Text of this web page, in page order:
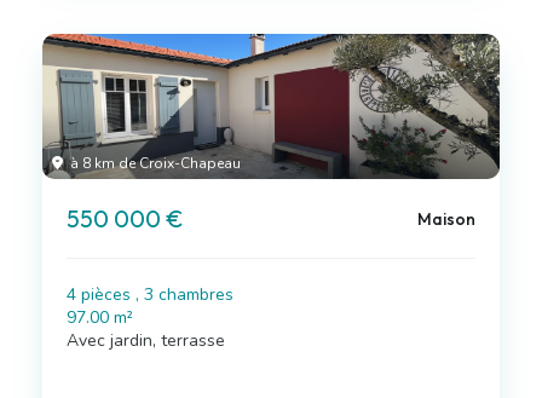
à 8 km de Croix-Chapeau
550 000 € Maison
4 pièces , 3 chambres
97.00 m²
Avec jardin, terrasse